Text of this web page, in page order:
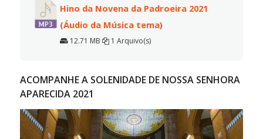
Hino da Novena da Padroeira 2021
(Áudio da Música tema)
12.71 MB 1 Arquivo(s)
ACOMPANHE A SOLENIDADE DE NOSSA SENHORA
APARECIDA 2021